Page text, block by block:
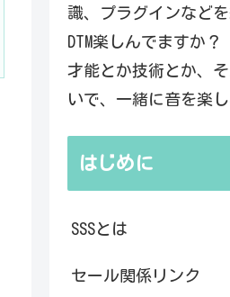
識、プラグインなど
DTM楽しんでますか？
才能とか技術とか、
いで、一緒に音を楽
はじめに
SSSとは
セール関係リンク